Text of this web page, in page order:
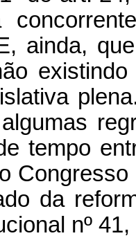
ainda,
tempo
da
nº